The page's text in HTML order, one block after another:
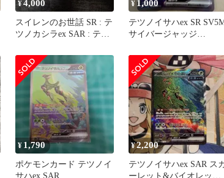
¥4,000
スイレンのお世話 SR : テ
ツノカシラex SAR : テツ
¥ 1,000
テツノイサハex SR
サイバージャッジ
¥ 1,790
ポケモンカード テツノイ
サハex SAR
¥2,200
テツノイサハex SAR ス
ーレット&バイオレット